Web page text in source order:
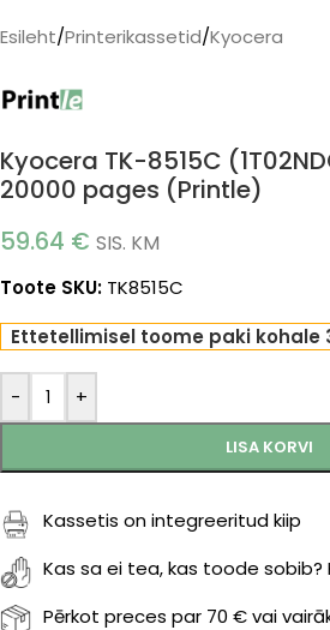
Esileht/Printerikassetid/Kyocera
Kyocera TK-8515C
20000 pages (Printle)
59.64 € SIS. KM
Toote SKU: TK8515C
Ettetellimisel toome paki kohale
- +
LISA KORVI
Kassetis on integreeritud kiip
Kas sa ei tea, kas toode sobib?
Pērkot preces par 70 € vai